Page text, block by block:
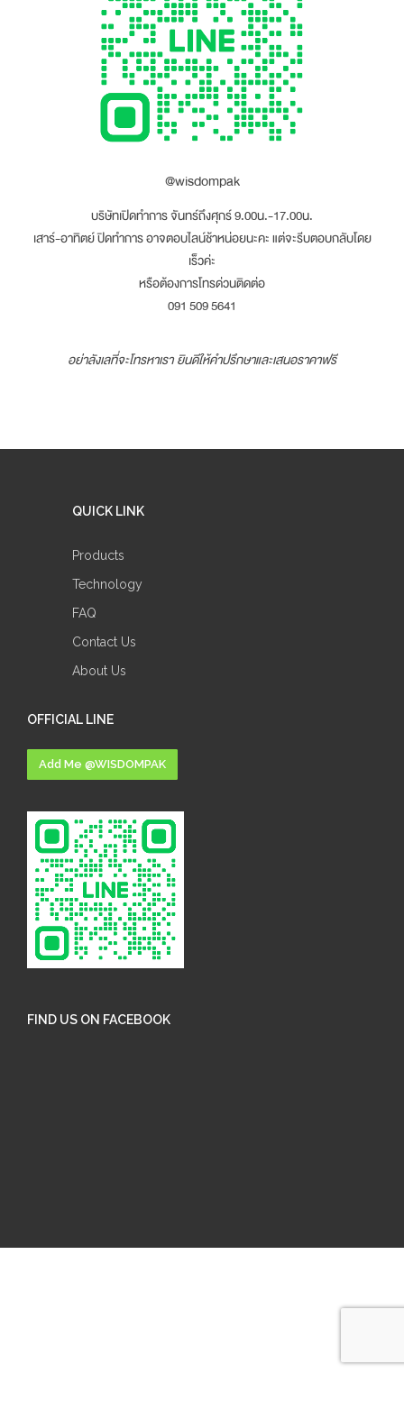
@wisdompak
บริษัทเปิดทำการ จันทร์ถึงศุกร์ 9.00น.-17.00น.
เสาร์-อาทิตย์ ปิดทำการ อาจตอบไลน์ช้าหน่อยนะคะ แต่จะรีบตอบกลับโดย
เร็วค่ะ
หรือต้องการโทรด่วนติดต่อ
091 509 5641
อย่าลังเลที่จะโทรหาเรา ยินดีให้คำปรึกษาและเสนอราคาฟรี
QUICK LINK
Products
Technology
FAQ
Contact Us
About Us
OFFICIAL LINE
Add Me @WISDOMPAK
FIND US ON FACEBOOK